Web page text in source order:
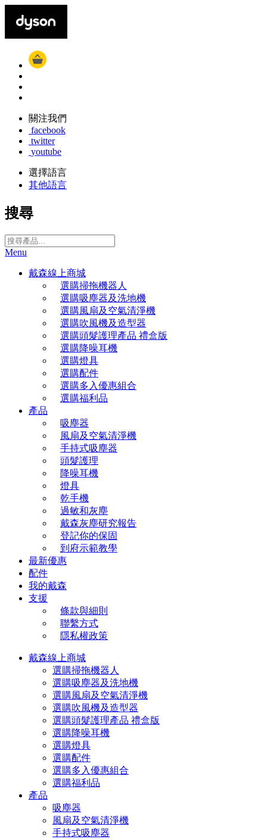
關注我們
facebook
twitter
youtube
選擇語言
其他語言
搜尋
Menu
戴森線上商城
選購掃拖機器人
選購吸塵器及洗地機
選購風扇及空氣清淨機
選購吹風機及造型器
選購頭髮護理產品 禮盒版
選購降噪耳機
選購燈具
選購配件
選購多入優惠組合
選購福利品
產品
吸塵器
風扇及空氣清淨機
手持式吸塵器
頭髮護理
降噪耳機
燈具
乾手機
過敏和灰塵
戴森灰塵研究報告
登記你的保固
到府示範教學
最新優惠
配件
我的戴森
支援
條款與細則
聯繫方式
隱私權政策
戴森線上商城
選購掃拖機器人
選購吸塵器及洗地機
選購風扇及空氣清淨機
選購吹風機及造型器
選購頭髮護理產品 禮盒版
選購降噪耳機
選購燈具
選購配件
選購多入優惠組合
選購福利品
產品
吸塵器
風扇及空氣清淨機
手持式吸塵器